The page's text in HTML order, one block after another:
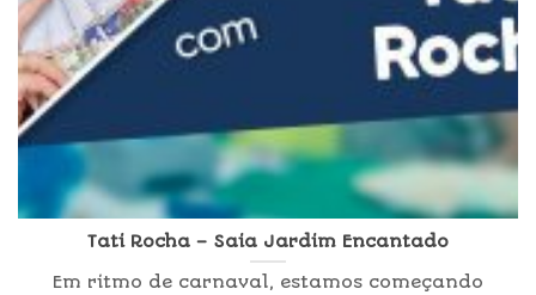
Tati Rocha – Saia Jardim Encantado
Em ritmo de carnaval, estamos começando